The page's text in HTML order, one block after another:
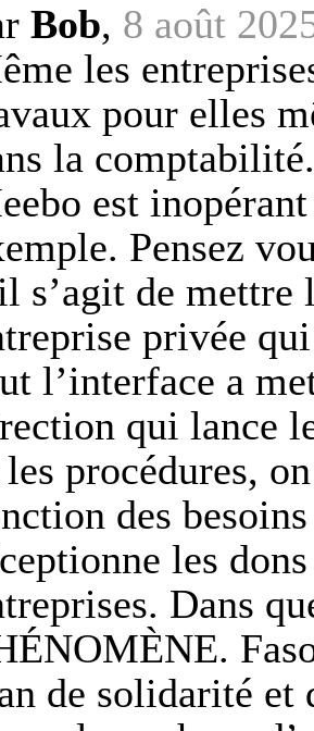
Bob, 8 août
les
pour elles
la
est
Pensez
s’agit de mettre
privée
l’interface a
qui lance
procédures,
des
les
Dans
de solidarité et